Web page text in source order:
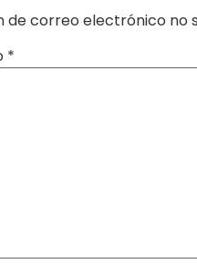
de correo electrónico no
*